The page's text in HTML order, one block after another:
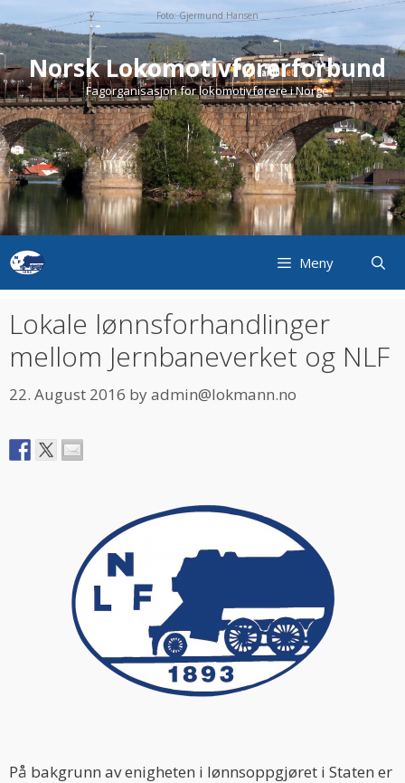
to
content
Foto: Gjermund Hansen
Norsk Lokomotivførerforbund
Fagorganisasjon for lokomotivførere i Norge
Meny
Lokale lønnsforhandlinger
mellom Jernbaneverket og NLF
22. August 2016 byadmin@lokmann.no
På bakgrunn av enigheten i lønnsoppgjøret i Staten er